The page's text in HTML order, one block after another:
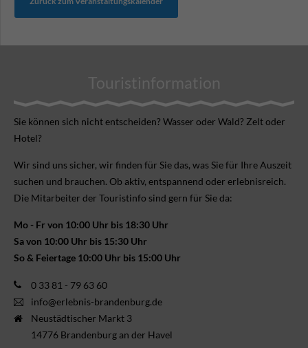
Touristinformation
Sie können sich nicht ent­scheiden? Wasser oder Wald? Zelt oder
Hotel?
Wir sind uns sicher, wir finden für Sie das, was Sie für Ihre Aus­zeit
suchen und brauchen. Ob aktiv, ent­spannend oder erlebnis­reich.
Die Mitarbeiter der Touristinfo sind gern für Sie da:
Mo - Fr von 10:00 Uhr bis 18:30 Uhr
Sa von 10:00 Uhr bis 15:30 Uhr
So & Feiertage 10:00 Uhr bis 15:00 Uhr
0 33 81 - 79 63 60
info@erlebnis-brandenburg.de
Neustädtischer Markt 3
14776 Brandenburg an der Havel